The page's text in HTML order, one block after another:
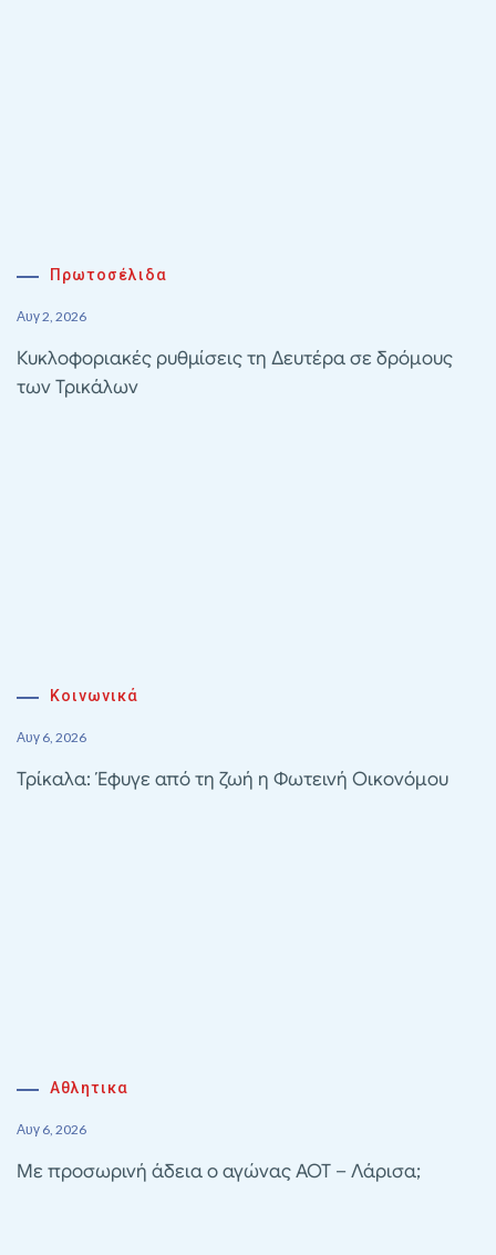
Πρωτοσέλιδα
Αυγ 2, 2026
Κυκλοφοριακές ρυθμίσεις τη Δευτέρα σε δρόμους
των Τρικάλων
Κοινωνικά
Αυγ 6, 2026
Τρίκαλα: Έφυγε από τη ζωή η Φωτεινή Οικονόμου
Αθλητικα
Αυγ 6, 2026
Με προσωρινή άδεια ο αγώνας ΑΟΤ – Λάρισα;